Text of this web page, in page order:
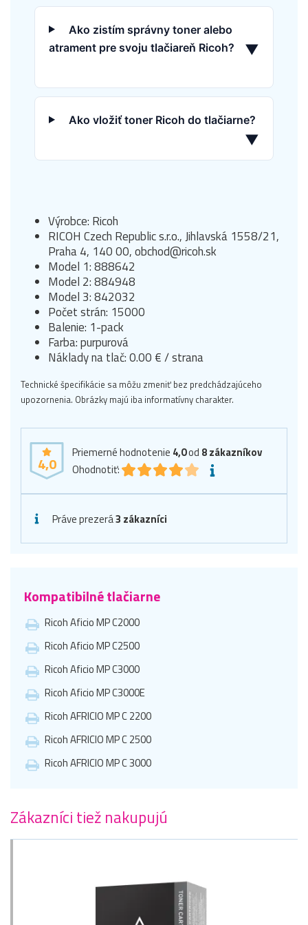
Ako zistím správny toner alebo
atrament pre svoju tlačiareň Ricoh?
▼
Ako vložiť toner Ricoh do tlačiarne?
▼
Výrobce: Ricoh
RICOH Czech Republic s.r.o., Jihlavská 1558/21,
Praha 4, 140 00, obchod@ricoh.sk
Model 1: 888642
Model 2: 884948
Model 3: 842032
Počet strán: 15000
Balenie: 1-pack
Farba: purpurová
Náklady na tlač: 0.00 € / strana
Technické špecifikácie sa môžu zmeniť bez predchádzajúceho
upozornenia. Obrázky majú iba informatívny charakter.
4,0
Priemerné hodnotenie 4,0od 8zákazníkov
Ohodnotiť:
Práve prezerá3 zákazníci
Kompatibilné tlačiarne
Ricoh Aficio MP C2000
Ricoh Aficio MP C2500
Ricoh Aficio MP C3000
Ricoh Aficio MP C3000E
Ricoh AFRICIO MP C 2200
Ricoh AFRICIO MP C 2500
Ricoh AFRICIO MP C 3000
Zákazníci tiež nakupujú